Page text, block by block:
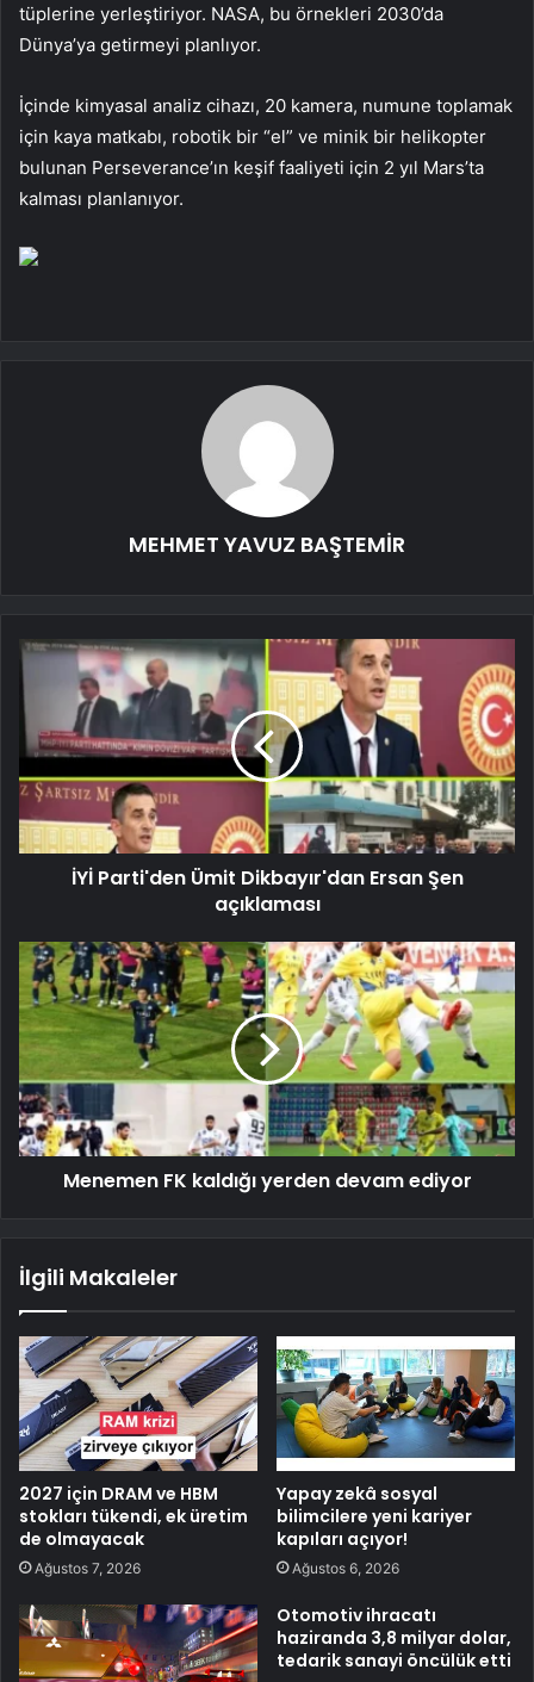
tüplerine yerleştiriyor. NASA, bu örnekleri 2030’da
Dünya’ya getirmeyi planlıyor.
İçinde kimyasal analiz cihazı, 20 kamera, numune toplamak
için kaya matkabı, robotik bir “el” ve minik bir helikopter
bulunan Perseverance’ın keşif faaliyeti için 2 yıl Mars’ta
kalması planlanıyor.
MEHMET YAVUZ BAŞTEMİR
İYİ Parti'den Ümit Dikbayır'dan Ersan Şen
açıklaması
Menemen FK kaldığı yerden devam ediyor
İlgili Makaleler
2027 için DRAM ve HBM
stokları tükendi, ek üretim
de olmayacak
Ağustos 7, 2026
Yapay zekâ sosyal
bilimcilere yeni kariyer
kapıları açıyor!
Ağustos 6, 2026
Otomotiv ihracatı
haziranda 3,8 milyar dolar,
tedarik sanayi öncülük etti